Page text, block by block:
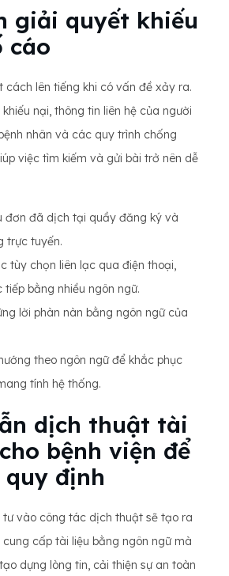
giải quyết khiếu
cáo
cách lên tiếng khi có vấn đề xảy ra.
nại, thông tin liên hệ của người
nhân và các quy trình chống
việc tìm kiếm và gửi bài trở nên dễ
đơn đã dịch tại quầy đăng ký và
trực tuyến.
tùy chọn liên lạc qua điện thoại,
tiếp bằng nhiều ngôn ngữ.
lời phàn nàn bằng ngôn ngữ của
theo ngôn ngữ để khắc phục
tính hệ thống.
dịch thuật tài
bệnh viện để
định
tư vào công tác dịch thuật sẽ tạo ra
cấp tài liệu bằng ngôn ngữ mà
dựng lòng tin, cải thiện sự an toàn